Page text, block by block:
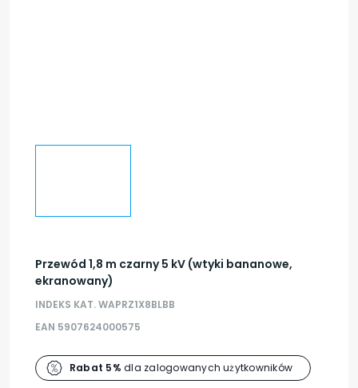
Przewód 1,8 m czarny 5 kV (wtyki bananowe,
ekranowany)
INDEKS KAT. WAPRZ1X8BLBB
EAN 5907624000575
Rabat 5% dla zalogowanych użytkowników